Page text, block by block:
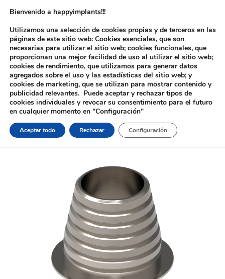
Inicio/Implantología/Aditamentos Digitales /3i®
Osseotite®/ Interfase Rotatoria 3i® Osseotite®
Bienvenido a happyimplants!!!
Utilizamos una selección de cookies propias y de terceros en las
páginas de este sitio web: Cookies esenciales, que son
necesarias para utilizar el sitio web; cookies funcionales, que
proporcionan una mejor facilidad de uso al utilizar el sitio web;
cookies de rendimiento, que utilizamos para generar datos
agregados sobre el uso y las estadísticas del sitio web; y
cookies de marketing, que se utilizan para mostrar contenido y
publicidad relevantes. Puede aceptar y rechazar tipos de
cookies individuales y revocar su consentimiento para el futuro
en cualquier momento en "Configuración"
Aceptar todo Rechazar Configuración